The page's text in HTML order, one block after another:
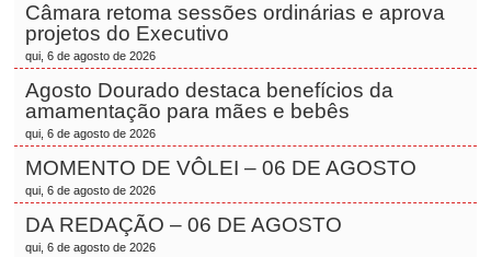
Câmara retoma sessões ordinárias e aprova
projetos do Executivo
qui, 6 de agosto de 2026
Agosto Dourado destaca benefícios da
amamentação para mães e bebês
qui, 6 de agosto de 2026
MOMENTO DE VÔLEI – 06 DE AGOSTO
qui, 6 de agosto de 2026
DA REDAÇÃO – 06 DE AGOSTO
qui, 6 de agosto de 2026